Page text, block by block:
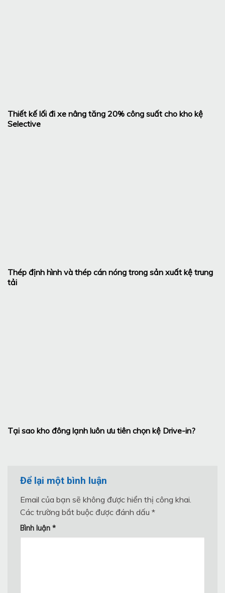
Thiết kế lối đi xe nâng tăng 20% công suất cho kho kệ
Selective
Thép định hình và thép cán nóng trong sản xuất kệ trung
tải
Tại sao kho đông lạnh luôn ưu tiên chọn kệ Drive-in?
Để lại một bình luận
Email của bạn sẽ không được hiển thị công khai.
Các trường bắt buộc được đánh dấu *
Bình luận *